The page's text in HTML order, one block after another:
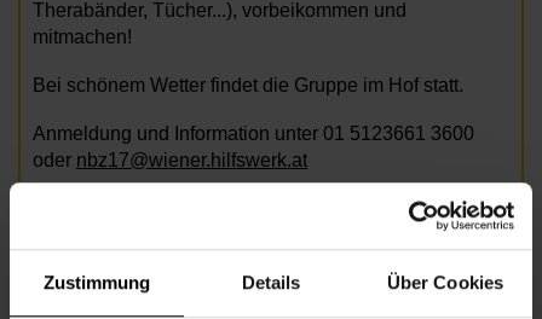
Zustimmung Details Über Cookies
Therabänder, Tücher...), vorbeikommen und
mitmachen!
Bei schönem Wetter findet die Gruppe im Hof statt.
Anmeldung und Information unter 01 5123661 3600
oder nbz17@wiener.hilfswerk.at